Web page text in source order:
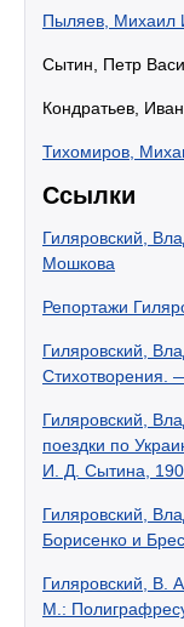
Пыляев, Михаил
Сытин, Петр
Кондратьев,
Тихомиров,
Ссылки
Гиляровский,
Мошкова
Репортажи
Гиляровский,
Стихотворения.
Гиляровский,
поездки по
И. Д. Сытина,
Гиляровский,
Борисенко и
Гиляровский, В.
М.: